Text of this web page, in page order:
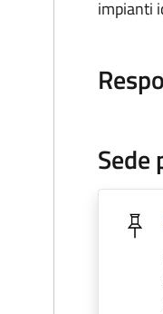
impianti
Sede